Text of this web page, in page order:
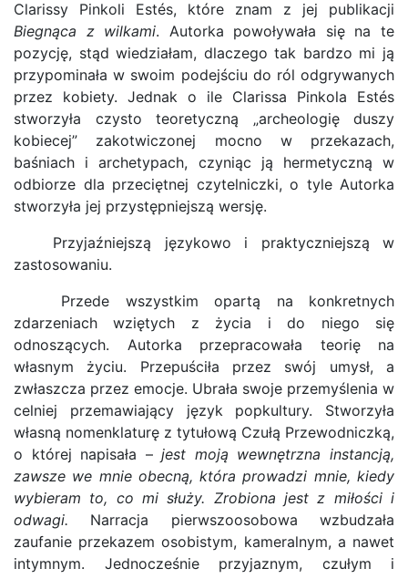
Clarissy Pinkoli Estés, które znam z jej publikacji
Biegnąca z wilkami. Autorka powoływała się na te
pozycję, stąd wiedziałam, dlaczego tak bardzo mi ją
przypominała w swoim podejściu do ról odgrywanych
przez kobiety. Jednak o ile Clarissa Pinkola Estés
stworzyła czysto teoretyczną „archeologię duszy
kobiecej” zakotwiczonej mocno w przekazach,
baśniach i archetypach, czyniąc ją hermetyczną w
odbiorze dla przeciętnej czytelniczki, o tyle Autorka
stworzyła jej przystępniejszą wersję.
Przyjaźniejszą językowo i praktyczniejszą w
zastosowaniu.
Przede wszystkim opartą na konkretnych
zdarzeniach wziętych z życia i do niego się
odnoszących. Autorka przepracowała teorię na
własnym życiu. Przepuściła przez swój umysł, a
zwłaszcza przez emocje. Ubrała swoje przemyślenia w
celniej przemawiający język popkultury. Stworzyła
własną nomenklaturę z tytułową Czułą Przewodniczką,
o której napisała –jest moją wewnętrzna instancją,
zawsze we mnie obecną, która prowadzi mnie, kiedy
wybieram to, co mi służy. Zrobiona jest z miłości i
odwagi. Narracja pierwszoosobowa wzbudzała
zaufanie przekazem osobistym, kameralnym, a nawet
intymnym. Jednocześnie przyjaznym, czułym i